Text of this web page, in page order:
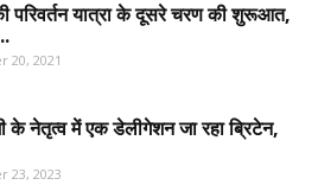
परिवर्तन यात्रा के दूसरे चरण की शुरूआत,
20, 2021
के नेतृत्व में एक डेलीगेशन जा रहा ब्रिटेन,
23, 2023